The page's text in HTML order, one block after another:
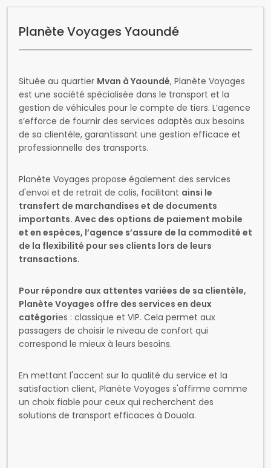
Planète Voyages Yaoundé
Située au quartier Mvan à Yaoundé, Planète Voyages
est une société spécialisée dans le transport et la
gestion de véhicules pour le compte de tiers. L’agence
s’efforce de fournir des services adaptés aux besoins
de sa clientèle, garantissant une gestion efficace et
professionnelle des transports.
Planète Voyages propose également des services
d'envoi et de retrait de colis, facilitant ainsi le
transfert de marchandises et de documents
importants. Avec des options de paiement mobile
et en espèces, l’agence s’assure de la commodité et
de la flexibilité pour ses clients lors de leurs
transactions.
Pour répondre aux attentes variées de sa clientèle,
Planète Voyages offre des services en deux
catégories : classique et VIP. Cela permet aux
passagers de choisir le niveau de confort qui
correspond le mieux à leurs besoins.
En mettant l'accent sur la qualité du service et la
satisfaction client, Planète Voyages s'affirme comme
un choix fiable pour ceux qui recherchent des
solutions de transport efficaces à Douala.